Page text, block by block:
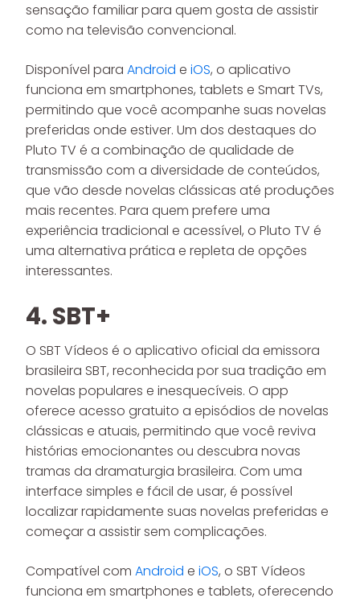
sensação familiar para quem gosta de assistir
como na televisão convencional.
Disponível para Android e iOS, o aplicativo
funciona em smartphones, tablets e Smart TVs,
permitindo que você acompanhe suas novelas
preferidas onde estiver. Um dos destaques do
Pluto TV é a combinação de qualidade de
transmissão com a diversidade de conteúdos,
que vão desde novelas clássicas até produções
mais recentes. Para quem prefere uma
experiência tradicional e acessível, o Pluto TV é
uma alternativa prática e repleta de opções
interessantes.
4. SBT+
O SBT Vídeos é o aplicativo oficial da emissora
brasileira SBT, reconhecida por sua tradição em
novelas populares e inesquecíveis. O app
oferece acesso gratuito a episódios de novelas
clássicas e atuais, permitindo que você reviva
histórias emocionantes ou descubra novas
tramas da dramaturgia brasileira. Com uma
interface simples e fácil de usar, é possível
localizar rapidamente suas novelas preferidas e
começar a assistir sem complicações.
Compatível com Android e iOS, o SBT Vídeos
funciona em smartphones e tablets, oferecendo